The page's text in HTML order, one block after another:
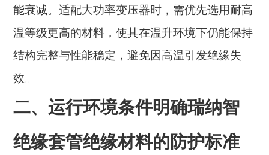
能衰减。适配大功率变压器时，需优先选用耐高
温等级更高的材料，使其在温升环境下仍能保持
结构完整与性能稳定，避免因高温引发绝缘失
效。
二、运行环境条件明确瑞纳智
绝缘套管绝缘材料的防护标准